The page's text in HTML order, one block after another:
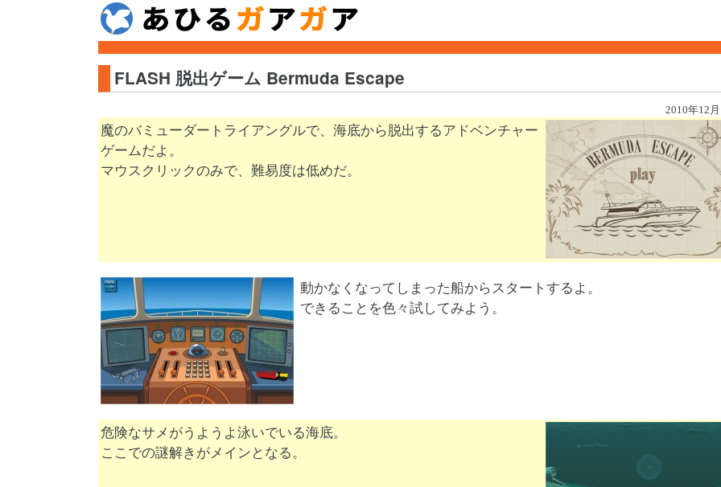
FLASH 脱出ゲーム Bermuda Escape
2010年12月
魔のバミューダートライアングルで、海底から脱出するアドベンチャー
ゲームだよ。
マウスクリックのみで、難易度は低めだ。
動かなくなってしまった船からスタートするよ。
できることを色々試してみよう。
危険なサメがうようよ泳いでいる海底。
ここでの謎解きがメインとなる。